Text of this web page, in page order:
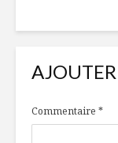
Commentaire *